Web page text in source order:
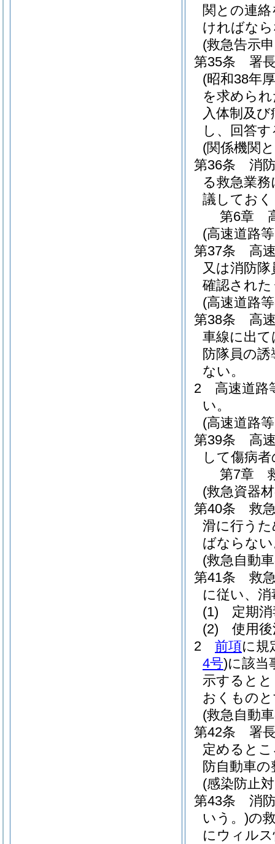
関との連
ければな
(救急告示
第35条
署
(昭和38年
を求めら
入体制及
し、回答
(関係機関
第36条
消
る救急業
議してお
第6章
(高速道路
第37条
高
又は消防
確認され
(高速道路
第38条
高
車線に出
防隊員の
ない。
2
高速道路
い。
(高速道路
第39条
高
して傷病
第7章
(救急資器
第40条
救
滑に行う
ばならな
(救急自動
第41条
救
に従い、
(1)
定期
(2)
使用
2
前項に規
4号)に該当
示すると
おくもの
(救急自動
第42条
署
定めると
防自動車
(感染防止
第43条
消
いう。)の
にウィル